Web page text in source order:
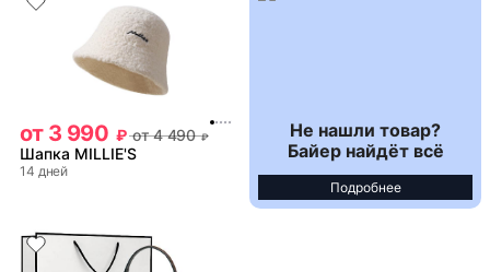
от 3 990 ₽ от 4 490 ₽
Шапка MILLIE'S
14 дней
Не нашли товар?
Байер найдёт всё
Подробнее